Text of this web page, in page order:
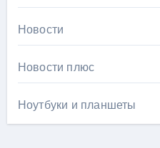
Новости
Новости плюс
Ноутбуки и планшеты